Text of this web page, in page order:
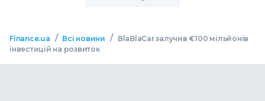
Finance.ua / Всі новини /
BlaBlaCar залучив €100 мільйонів
інвестицій на розвиток